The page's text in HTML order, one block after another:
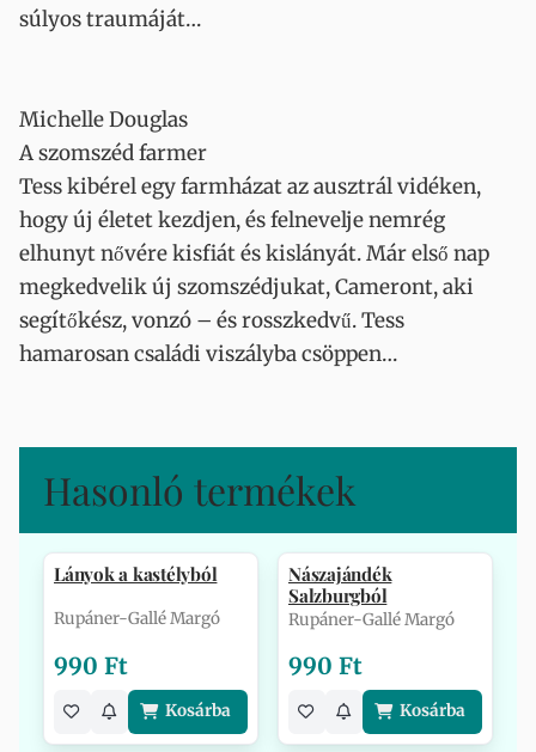
súlyos traumáját…
Michelle Douglas
A szomszéd farmer
Tess kibérel egy farmházat az ausztrál vidéken,
hogy új életet kezdjen, és felnevelje nemrég
elhunyt nővére kisfiát és kislányát. Már első nap
megkedvelik új szomszédjukat, Cameront, aki
segítőkész, vonzó – és rosszkedvű. Tess
hamarosan családi viszályba csöppen…
Hasonló termékek
Lányok a kastélyból
Rupáner-Gallé Margó
990 Ft
Kosárba
Nászajándék
Salzburgból
Rupáner-Gallé Margó
990 Ft
Kosárba